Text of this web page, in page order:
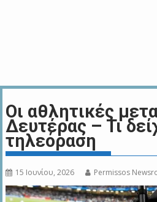
Οι αθλητικές
Δευτέρας – Τι
τηλεόραση
15 Ιουνίου, 2026 Permissos